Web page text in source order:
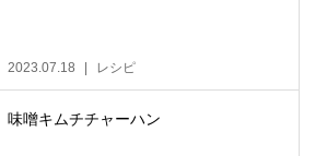
2023.07.18 レシピ
味噌キムチチャーハン